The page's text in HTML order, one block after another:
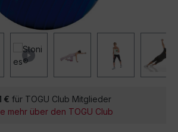
€ für TOGU Club Mitglieder
mehr über den TOGU Club